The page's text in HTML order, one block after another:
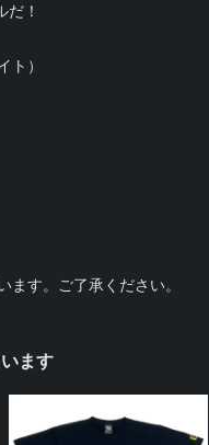
だ！
ト）
す。ご了承ください。
ます